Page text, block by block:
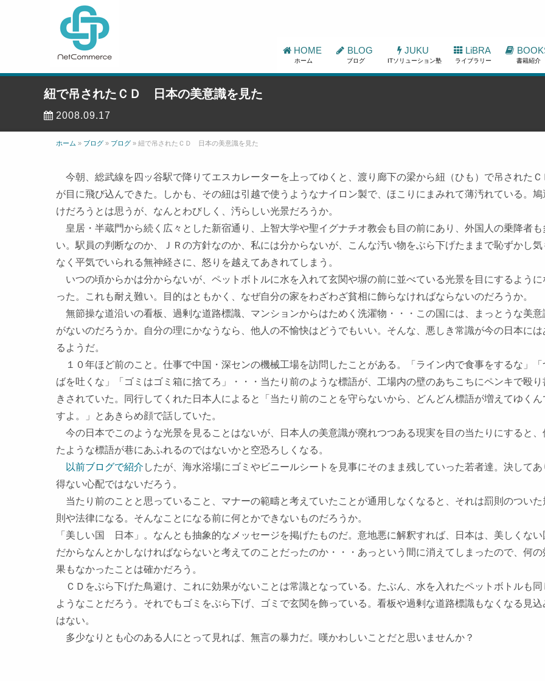
HOME
ホーム
BLOG
ブログ
JUKU
ITソリューション塾
LiBRA
ライブラリー 書籍紹介
紐で吊されたＣＤ 日本の美意識を見た
2008.09.17
ホーム » ブログ » ブログ » 紐で吊されたＣＤ 日本の美意識を見た
今朝、総武線を四ッ谷駅で降りてエスカレーターを上ってゆくと、渡り廊下の梁から紐（ひも）で吊されたＣ
が目に飛び込んできた。しかも、その紐は引越で使うようなナイロン製で、ほこりにまみれて薄汚れている。鳩
けだろうとは思うが、なんとわびしく、汚らしい光景だろうか。
皇居・半蔵門から続く広々とした新宿通り、上智大学や聖イグナチオ教会も目の前にあり、外国人の乗降者も
い。駅員の判断なのか、ＪＲの方針なのか、私には分からないが、こんな汚い物をぶら下げたままで恥ずかし気
なく平気でいられる無神経さに、怒りを越えてあきれてしまう。
いつの頃からかは分からないが、ペットボトルに水を入れて玄関や塀の前に並べている光景を目にするように
った。これも耐え難い。目的はともかく、なぜ自分の家をわざわざ貧相に飾らなければならないのだろうか。
無節操な道沿いの看板、過剰な道路標識、マンションからはためく洗濯物・・・この国には、まっとうな美意
がないのだろうか。自分の理にかなうなら、他人の不愉快はどうでもいい。そんな、悪しき常識が今の日本には
るようだ。
１０年ほど前のこと。仕事で中国・深センの機械工場を訪問したことがある。「ライン内で食事をするな」「
ばを吐くな」「ゴミはゴミ箱に捨てろ」・・・当たり前のような標語が、工場内の壁のあちこちにペンキで殴り
きされていた。同行してくれた日本人によると「当たり前のことを守らないから、どんどん標語が増えてゆくん
すよ。」とあきらめ顔で話していた。
今の日本でこのような光景を見ることはないが、日本人の美意識が廃れつつある現実を目の当たりにすると、
たような標語が巷にあふれるのではないかと空恐ろしくなる。
以前ブログで紹介 したが、海水浴場にゴミやビニールシートを見事にそのまま残していった若者達。決してあ
得ない心配ではないだろう。
当たり前のことと思っていること、マナーの範疇と考えていたことが通用しなくなると、それは罰則のついた
則や法律になる。そんなことになる前に何とかできないものだろうか。
「美しい国 日本」。なんとも抽象的なメッセージを掲げたものだ。意地悪に解釈すれば、日本は、美しくない
だからなんとかしなければならないと考えてのことだったのか・・・あっという間に消えてしまったので、何の
果もなかったことは確かだろう。
ＣＤをぶら下げた鳥避け、これに効果がないことは常識となっている。たぶん、水を入れたペットボトルも同
ようなことだろう。それでもゴミをぶら下げ、ゴミで玄関を飾っている。看板や過剰な道路標識もなくなる見込
はない。
多少なりとも心のある人にとって見れば、無言の暴力だ。嘆かわしいことだと思いませんか？